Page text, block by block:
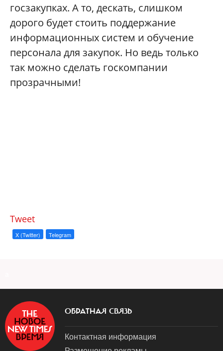
госзакупках. Ато, дескать, слишком
дорого будет стоить поддержание
информационных систем и обучение
персонала для закупок. Но ведь только
так можно сделать госкомпании
прозрачными!
Tweet
X (Twitter) Telegram
ОБРАТНАЯ СВЯЗЬ
Контактная информация